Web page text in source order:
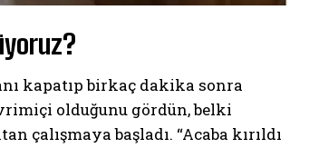
kapatıp birkaç dakika sonra
olduğunu gördün, belki
çalışmaya başladı. “Acaba kırıldı